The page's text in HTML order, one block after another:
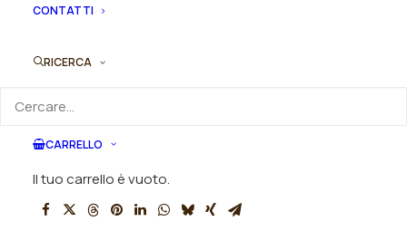
CONTATTI
RICERCA
CARRELLO
Il tuo carrello è vuoto.
rami
Categorie